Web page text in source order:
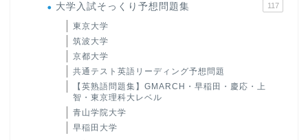
大学入試そっくり予想問題集 117
東京大学
筑波大学
京都大学
共通テスト英語リーディング予想問題
【英熟語問題集】GMARCH・早稲田・慶応・上
智・東京理科大レベル
青山学院大学
早稲田大学